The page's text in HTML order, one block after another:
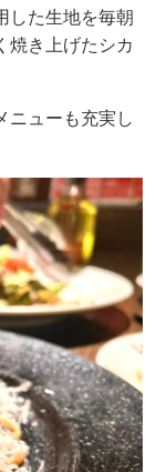
した生地を毎朝
焼き上げたシカ
ニューも充実し